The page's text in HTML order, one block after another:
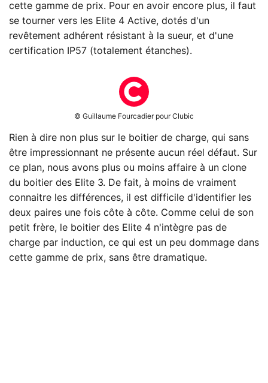
cette gamme de prix. Pour en avoir encore plus, il faut
se tourner vers les Elite 4 Active, dotés d'un
revêtement adhérent résistant à la sueur, et d'une
certification IP57 (totalement étanches).
© Guillaume Fourcadier pour Clubic
Rien à dire non plus sur le boitier de charge, qui sans
être impressionnant ne présente aucun réel défaut. Sur
ce plan, nous avons plus ou moins affaire à un clone
du boitier des Elite 3. De fait, à moins de vraiment
connaitre les différences, il est difficile d'identifier les
deux paires une fois côte à côte. Comme celui de son
petit frère, le boitier des Elite 4 n'intègre pas de
charge par induction, ce qui est un peu dommage dans
cette gamme de prix, sans être dramatique.